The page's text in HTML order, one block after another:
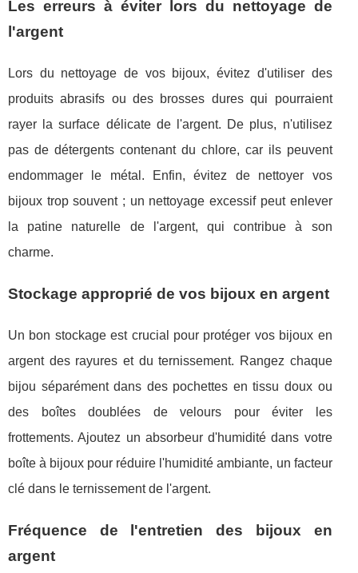
Les erreurs à éviter lors du nettoyage de
l'argent
Lors du nettoyage de vos bijoux, évitez d'utiliser des
produits abrasifs ou des brosses dures qui pourraient
rayer la surface délicate de l'argent. De plus, n'utilisez
pas de détergents contenant du chlore, car ils peuvent
endommager le métal. Enfin, évitez de nettoyer vos
bijoux trop souvent ; un nettoyage excessif peut enlever
la patine naturelle de l'argent, qui contribue à son
charme.
Stockage approprié de vos bijoux en argent
Un bon stockage est crucial pour protéger vos bijoux en
argent des rayures et du ternissement. Rangez chaque
bijou séparément dans des pochettes en tissu doux ou
des boîtes doublées de velours pour éviter les
frottements. Ajoutez un absorbeur d'humidité dans votre
boîte à bijoux pour réduire l'humidité ambiante, un facteur
clé dans le ternissement de l'argent.
Fréquence de l'entretien des bijoux en
argent